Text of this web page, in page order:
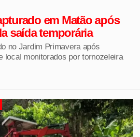
em Matão após
saída temporária
no Jardim Primavera após
local monitorados por tornozeleira